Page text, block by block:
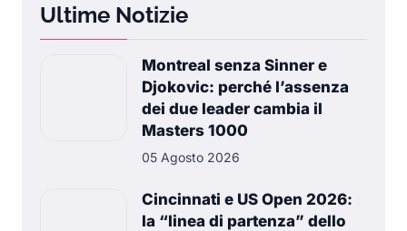
Ultime Notizie
Montreal senza Sinner e
Djokovic: perché l’assenza
dei due leader cambia il
Masters 1000
05 Agosto 2026
Cincinnati e US Open 2026:
la “linea di partenza” dello